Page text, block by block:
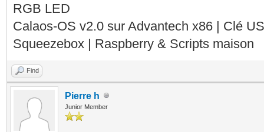
RGB LED
Calaos-OS v2.0 sur Advantech x86 | Clé
Squeezebox | Raspberry & Scripts maison
Find
Pierre h
Junior Member